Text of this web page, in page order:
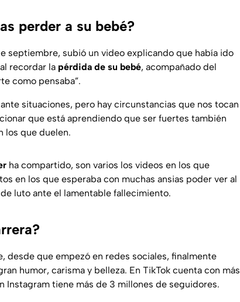
perder a su bebé?
septiembre, subió un video explicando que había ido
recordar la pérdida de su bebé, acompañado del
como pensaba”.
situaciones, pero hay circunstancias que nos tocan
que está aprendiendo que ser fuertes también
los que duelen.
ha compartido, son varios los videos en los que
en los que esperaba con muchas ansias poder ver al
luto ante el lamentable fallecimiento.
desde que empezó en redes sociales, finalmente
humor, carisma y belleza. En TikTok cuenta con más
Instagram tiene más de 3 millones de seguidores.